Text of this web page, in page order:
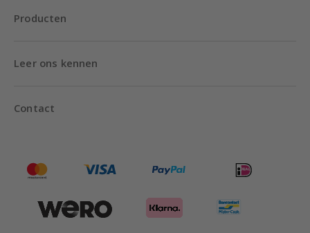
Producten
Leer ons kennen
Contact